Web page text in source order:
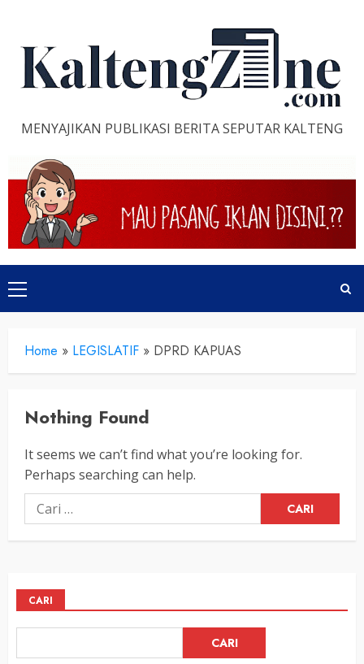
content
MENYAJIKAN PUBLIKASI BERITA SEPUTAR KALTENG
Primary
Menu
Home » LEGISLATIF » DPRD KAPUAS
Nothing Found
It seems we can’t find what you’re looking for.
Perhaps searching can help.
Cari
untuk:
CARI
CARI